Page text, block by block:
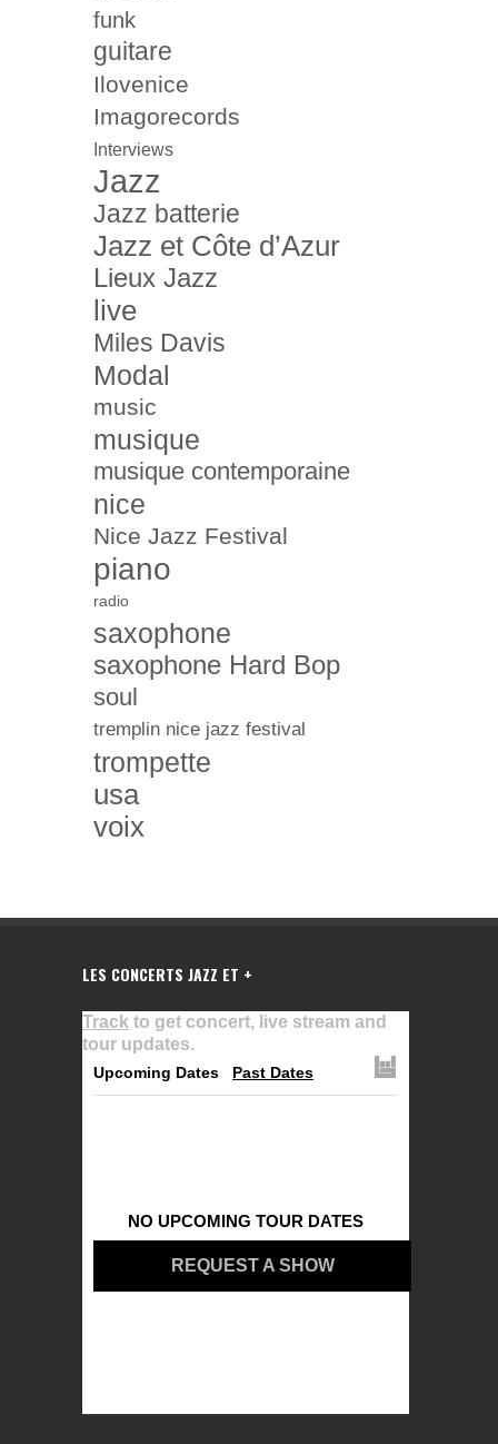
funk
guitare
Ilovenice
Imagorecords
Interviews
Jazz
Jazz batterie
Jazz et Côte d’Azur
Lieux Jazz
live
Miles Davis
Modal
music
musique
musique contemporaine
nice
Nice Jazz Festival
piano
radio
saxophone
saxophone Hard Bop
soul
tremplin nice jazz festival
trompette
usa
voix
LES CONCERTS JAZZ ET +
Track to get concert, live stream and
tour updates.
Upcoming Dates Past Dates
NO UPCOMING TOUR DATES
REQUEST A SHOW